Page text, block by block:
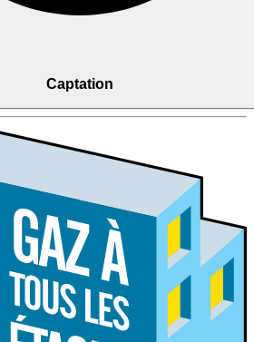
Captation